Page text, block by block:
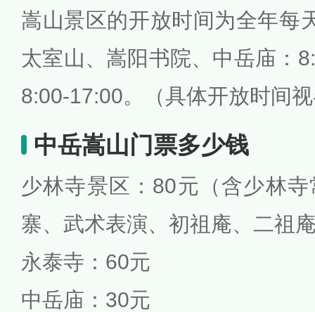
嵩山景区的开放时间为全年每
太室山、嵩阳书院、中岳庙：
8:00-17:00。（具体开放时间
中岳嵩山门票多少钱
少林寺景区：80元（含少林
寨、武术表演、初祖庵、二祖
永泰寺：60元
中岳庙：30元